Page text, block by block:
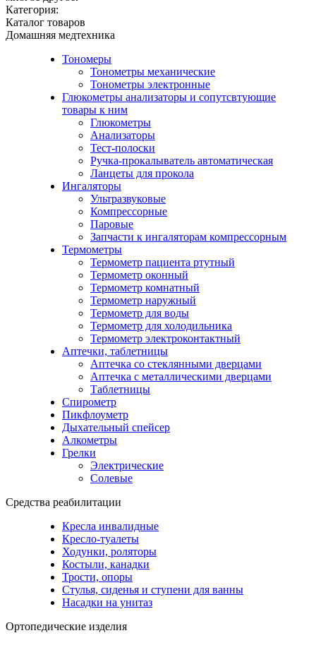
Категория:
Каталог товаров
Домашняя медтехника
Тономеры
Тонометры механические
Тонометры электронные
Глюкометры анализаторы и сопутсвтующие
товары к ним
Глюкометры
Анализаторы
Тест-полоски
Ручка-прокалыватель автоматическая
Ланцеты для прокола
Ингаляторы
Ультразвуковые
Компрессорные
Паровые
Запчасти к ингаляторам компрессорным
Термометры
Термометр пациента ртутный
Термометр оконный
Термометр комнатный
Термометр наружный
Термометр для воды
Термометр для холодильника
Термометр электроконтактный
Аптечки, таблетницы
Аптечка со стеклянными дверцами
Аптечка с металлическими дверцами
Таблетницы
Спирометр
Пикфлоуметр
Дыхательный спейсер
Алкометры
Грелки
Электрические
Солевые
Средства реабилитации
Кресла инвалидные
Кресло-туалеты
Ходунки, роляторы
Костыли, канадки
Трости, опоры
Стулья, сиденья и ступени для ванны
Насадки на унитаз
Ортопедические изделия